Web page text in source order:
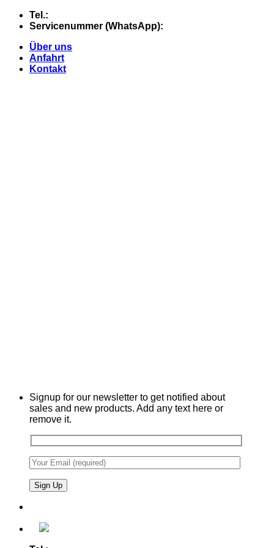
Skip
Tel.:
Servicenummer (WhatsApp):
Über uns
Anfahrt
Kontakt
Signup for our newsletter to get notified about
sales and new products. Add any text here or
remove it.